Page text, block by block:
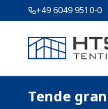
+49 6049 9510-0
Tende